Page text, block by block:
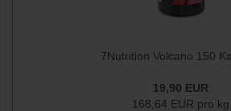
7Nutrition Volcano 150
19,90 EUR
168,64 EUR pro kg